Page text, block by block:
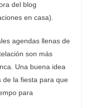
del blog
en casa).
agendas llenas de
son más
Una buena idea
de la fiesta para que
para